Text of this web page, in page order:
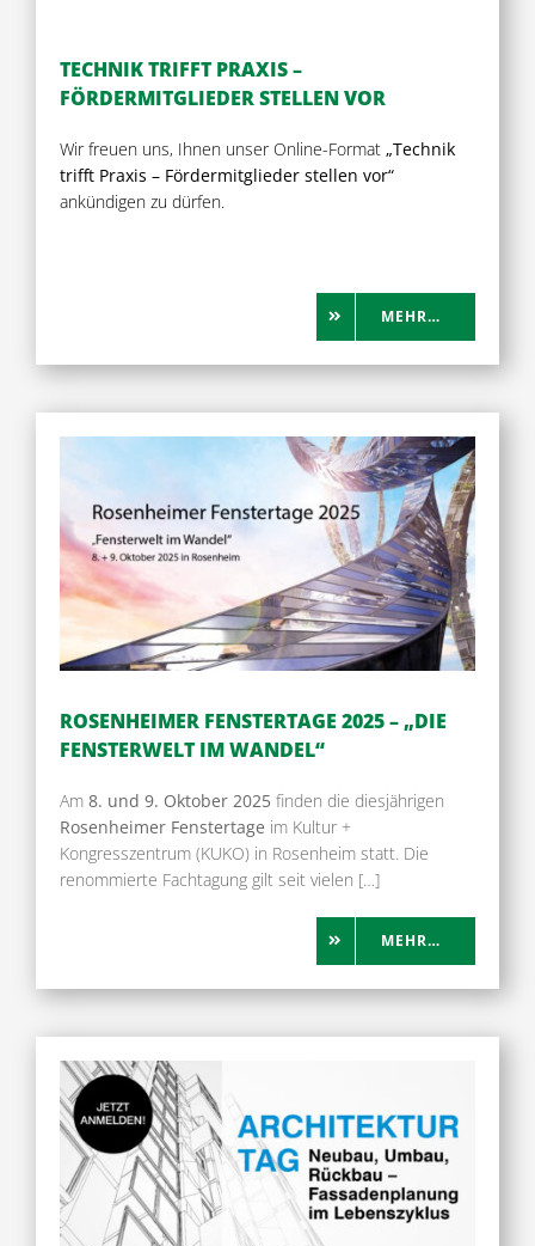
Presse
TECHNIK TRIFFT PRAXIS –
FÖRDERMITGLIEDER STELLEN VOR
Wir freuen uns, Ihnen unser Online-Format „Technik
trifft Praxis – Fördermitglieder stellen vor“
ankündigen zu dürfen.
MEHR…
ROSENHEIMER FENSTERTAGE 2025 – „DIE
FENSTERWELT IM WANDEL“
Am 8. und 9. Oktober 2025finden die diesjährigen
Rosenheimer Fenstertage im Kultur +
Kongresszentrum (KUKO) in Rosenheim statt. Die
renommierte Fachtagung gilt seit vielen […]
MEHR…